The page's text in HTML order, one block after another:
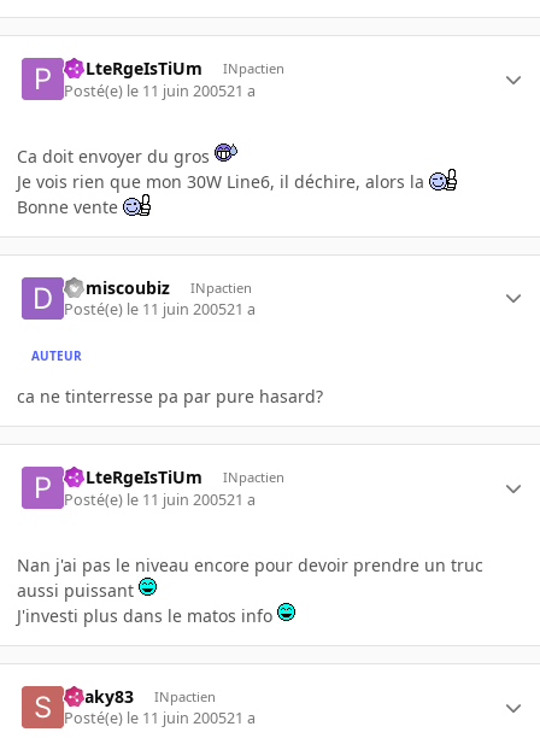
PoLteRgeIsTiUm INpactien
Posté(e) le 11 juin 200521 a
Ca doit envoyer du gros
Je vois rien que mon 30W Line6, il déchire, alors la
Bonne vente
domiscoubiz INpactien
Posté(e) le 11 juin 200521 a
AUTEUR
ca ne tinterresse pa par pure hasard?
PoLteRgeIsTiUm INpactien
Posté(e) le 11 juin 200521 a
Nan j'ai pas le niveau encore pour devoir prendre un truc
aussi puissant
J'investi plus dans le matos info
Snaky83 INpactien
Posté(e) le 11 juin 200521 a